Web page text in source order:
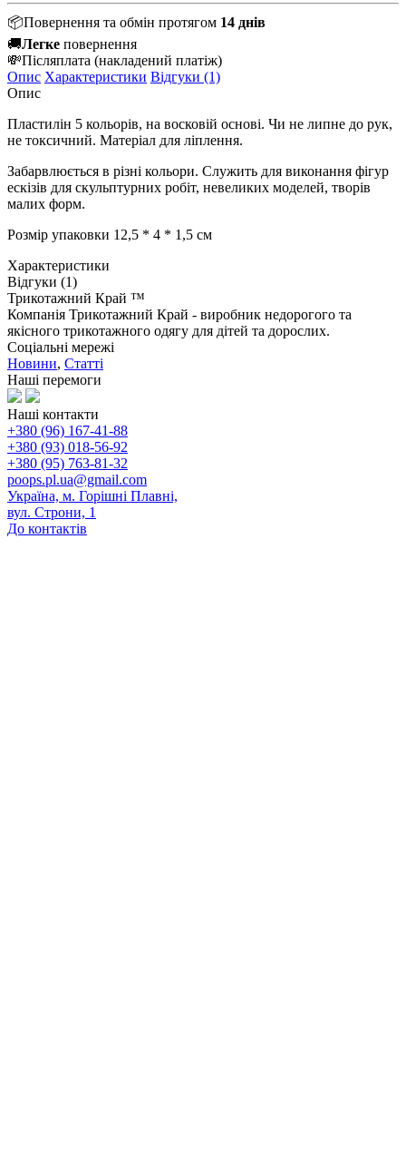
📦Повернення та обмін протягом 14 днів
🚚Легке повернення
💸Післяплата (накладений платіж)
Опис Характеристики Відгуки (1)
Опис
Пластилін 5 кольорів, на восковій основі. Чи не липне до рук,
не токсичний. Матеріал для ліплення.
Забарвлюється в різні кольори. Служить для виконання фігур
ескізів для скульптурних робіт, невеликих моделей, творів
малих форм.
Розмір упаковки 12,5 * 4 * 1,5 см
Характеристики
Відгуки (1)
Трикотажний Край ™
Компанія Трикотажний Край - виробник недорогого та
якісного трикотажного одягу для дітей та дорослих.
Соціальні мережі
Новини, Статті
Наші перемоги
Наші контакти
+380 (96) 167-41-88
+380 (93) 018-56-92
+380 (95) 763-81-32
poops.pl.ua@gmail.com
Україна, м. Горішні Плавні,
вул. Строни, 1
До контактів